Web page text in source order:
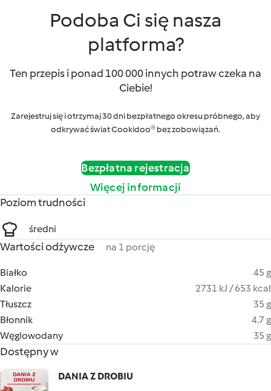
Podoba Ci się nasza
platforma?
Ten przepis i ponad 100 000 innych potraw czeka na
Ciebie!
Zarejestruj się i otrzymaj 30 dni bezpłatnego okresu próbnego, aby
odkrywać świat Cookidoo® bez zobowiązań.
Bezpłatna rejestracja
Więcej informacji
Poziom trudności
średni
Wartości odżywcze na 1 porcję
Białko
45 g
Kalorie
2731 kJ / 653 kcal
Tłuszcz
35 g
Błonnik
4.7 g
Węglowodany
35 g
Dostępny w
DANIA Z DROBIU